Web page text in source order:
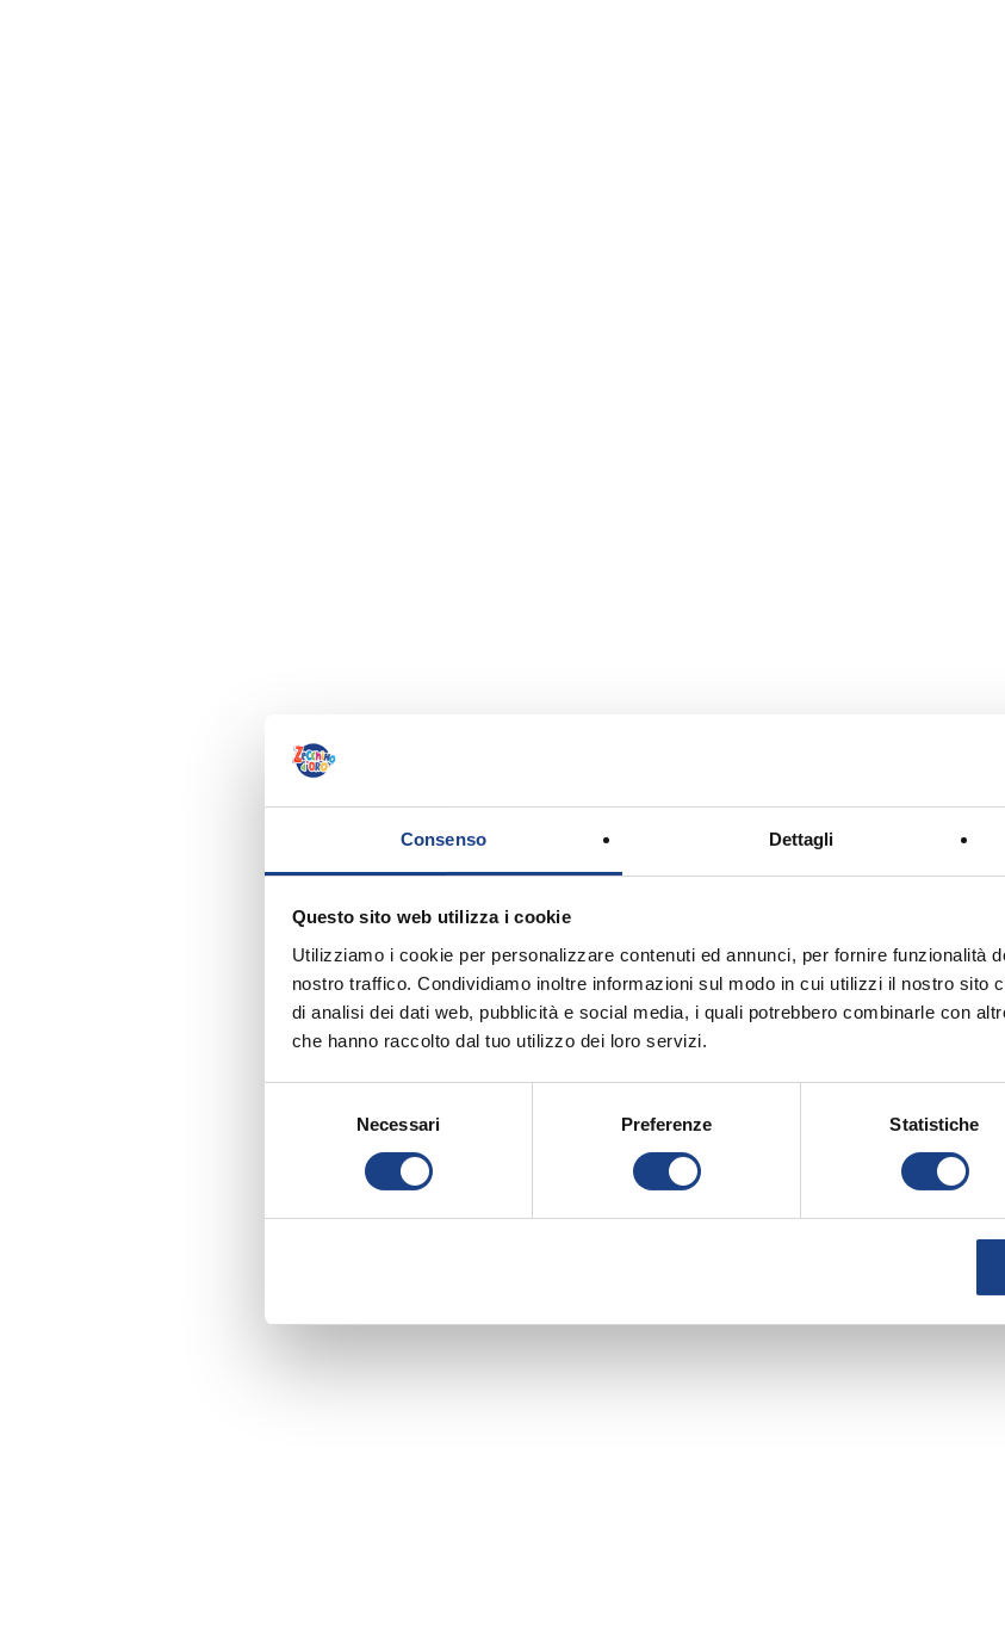
Consenso Dettagli
Questo sito web utilizza i cookie
Utilizziamo i cookie per personalizzare contenuti ed annunci, per fornire funzionalità
nostro traffico. Condividiamo inoltre informazioni sul modo in cui utilizzi il nostro sito
di analisi dei dati web, pubblicità e social media, i quali potrebbero combinarle con
che hanno raccolto dal tuo utilizzo dei loro servizi.
Necessari Preferenze Statistiche